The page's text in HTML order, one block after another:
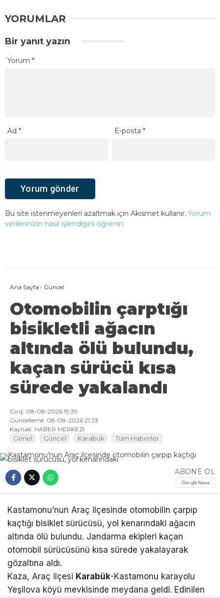
YORUMLAR
Bir yanıt yazın
Yorum *
Ad * E-posta*
Bu site istenmeyenleri azaltmak için Akismet kullanır. Yorum
verilerinizin nasıl işlendiğini öğrenin.
Ana Sayfa › Güncel
Otomobilin çarptığı
bisikletli ağacın
altında ölü bulundu,
kaçan sürücü kısa
sürede yakalandı
Giriş: 08-08-2026 19:39
Güncelleme: 08-08-2026 21:23
Kaynak: HABER MERKEZI
Genel Güncel Karabük Tüm Haberler
ABONE OL
Kastamonu’nun Araç ilçesinde otomobilin çarpıp
kaçtığı bisiklet sürücüsü, yol kenarındaki ağacın
altında ölü bulundu. Jandarma ekipleri kaçan
otomobil sürücüsünü kısa sürede yakalayarak
gözaltına aldı.
Kaza, Araç ilçesi Karabük-Kastamonu karayolu
Yeşilova köyü mevkisinde meydana geldi. Edinilen